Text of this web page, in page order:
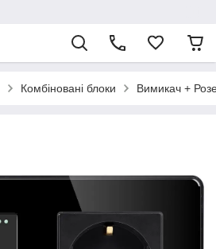
Комбіновані блоки Вимикач +